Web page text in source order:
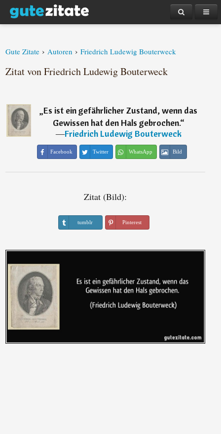
Gute Zitate › Autoren › Friedrich Ludewig Bouterweck
Zitat von Friedrich Ludewig Bouterweck
„Es ist ein gefährlicher Zustand, wenn das
Gewissen hat den Hals gebrochen.“
―Friedrich Ludewig Bouterweck
Facebook Twitter WhatsApp Bild
Zitat (Bild):
tumblr Pinterest